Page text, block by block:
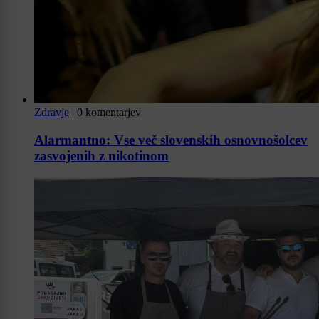
Zdravje | 0 komentarjev
Alarmantno: Vse več slovenskih osnovnošolcev
zasvojenih z nikotinom